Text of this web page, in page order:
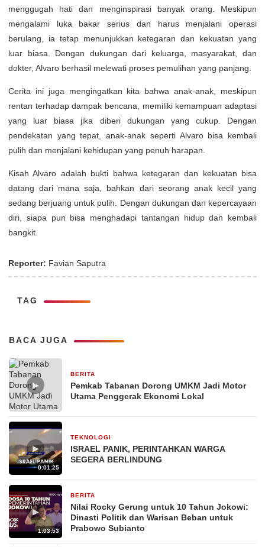
menggugah hati dan menginspirasi banyak orang. Meskipun
mengalami luka bakar serius dan harus menjalani operasi
berulang, ia tetap menunjukkan ketegaran dan kekuatan yang
luar biasa. Dengan dukungan dari keluarga, masyarakat, dan
dokter, Alvaro berhasil melewati proses pemulihan yang panjang.
Cerita ini juga mengingatkan kita bahwa anak-anak, meskipun
rentan terhadap dampak bencana, memiliki kemampuan adaptasi
yang luar biasa jika diberi dukungan yang cukup. Dengan
pendekatan yang tepat, anak-anak seperti Alvaro bisa kembali
pulih dan menjalani kehidupan yang penuh harapan.
Kisah Alvaro adalah bukti bahwa ketegaran dan kekuatan bisa
datang dari mana saja, bahkan dari seorang anak kecil yang
sedang berjuang untuk pulih. Dengan dukungan dan kepercayaan
diri, siapa pun bisa menghadapi tantangan hidup dan kembali
bangkit.
Reporter: Favian Saputra
TAG
BACA JUGA
▶
BERITA
Pemkab Tabanan Dorong UMKM Jadi Motor
Utama Penggerak Ekonomi Lokal
▶
0:01:25
TEKNOLOGI
ISRAEL PANIK, PERINTAHKAN WARGA
SEGERA BERLINDUNG
▶
1:03:53
BERITA
Nilai Rocky Gerung untuk 10 Tahun Jokowi:
Dinasti Politik dan Warisan Beban untuk
Prabowo Subianto